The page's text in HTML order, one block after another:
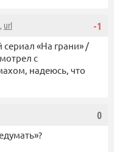
-1
url
«На грани» /
с
надеюсь, что
0